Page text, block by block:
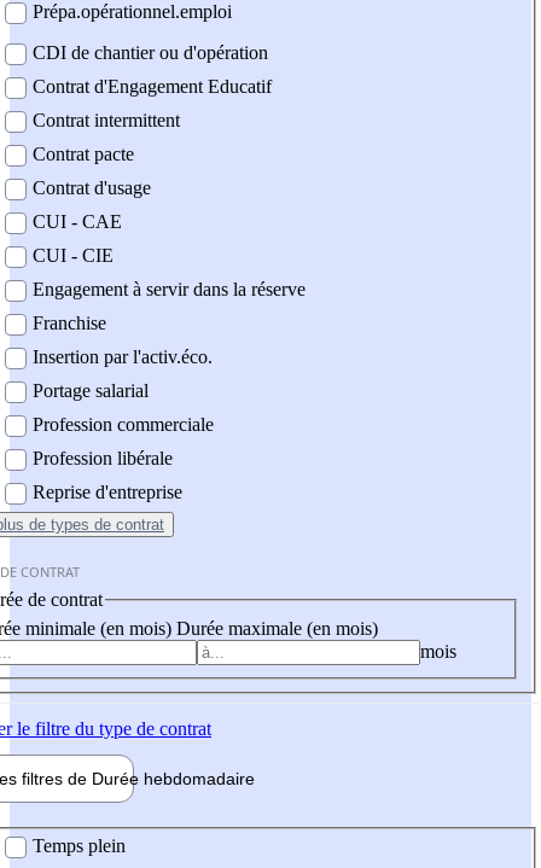
Prépa.opérationnel.emploi
CDI de chantier ou d'opération
Contrat d'Engagement Educatif
Contrat intermittent
Contrat pacte
Contrat d'usage
CUI - CAE
CUI - CIE
Engagement à servir dans la réserve
Franchise
Insertion par l'activ.éco.
Portage salarial
Profession commerciale
Profession libérale
Reprise d'entreprise
de types de contrat
CONTRAT
de contrat
minimale (en mois) Durée maximale (en mois)
mois
le filtre du type de contrat
filtres de Durée hebdomadaire
Temps plein